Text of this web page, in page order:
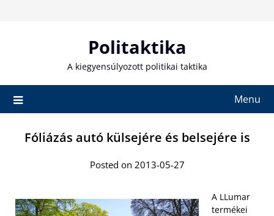
Politaktika
A kiegyensúlyozott politikai taktika
Menu
Fóliázás autó külsejére és belsejére is
Posted on 2013-05-27
A LLumar
termékei